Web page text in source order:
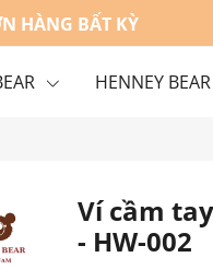
HÀNG BẤT KỲ
HENNEY BEAR
Ví cầm
- HW-002